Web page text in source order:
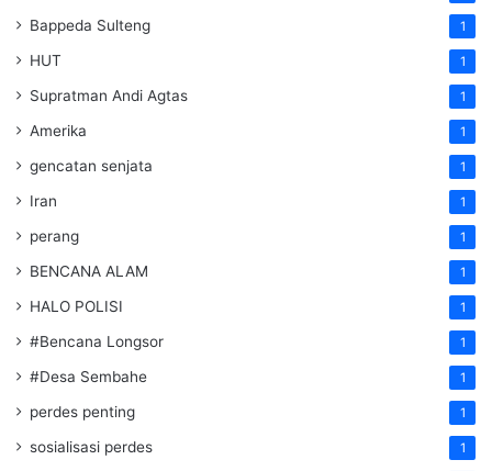
Bappeda Sulteng 1
HUT 1
Supratman Andi Agtas 1
Amerika 1
gencatan senjata 1
Iran 1
perang 1
BENCANA ALAM 1
HALO POLISI 1
#Bencana Longsor 1
#Desa Sembahe 1
perdes penting 1
sosialisasi perdes 1